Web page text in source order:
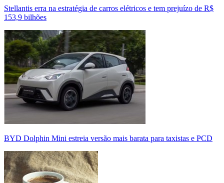
Stellantis erra na estratégia de carros elétricos e tem prejuízo de R$
153,9 bilhões
BYD Dolphin Mini estreia versão mais barata para taxistas e PCD